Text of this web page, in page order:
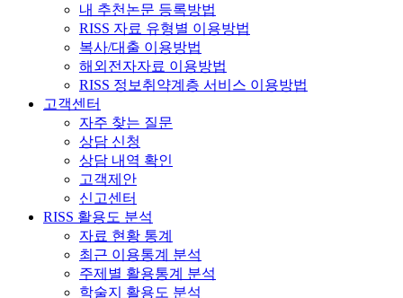
내 추천논문 등록방법
RISS 자료 유형별 이용방법
복사/대출 이용방법
해외전자자료 이용방법
RISS 정보취약계층 서비스 이용방법
고객센터
자주 찾는 질문
상담 신청
상담 내역 확인
고객제안
신고센터
RISS 활용도 분석
자료 현황 통계
최근 이용통계 분석
주제별 활용통계 분석
학술지 활용도 분석